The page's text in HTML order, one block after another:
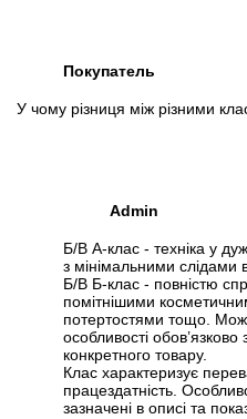
Покупатель
У чому різниця між різними
Admin
Б/В А-клас - техніка у
з мінімальними слідами
Б/В Б-клас - повністю
помітнішими
потертостями тощо.
особливості
конкретного товару.
Клас характеризує
працездатність.
зазначені в описі та